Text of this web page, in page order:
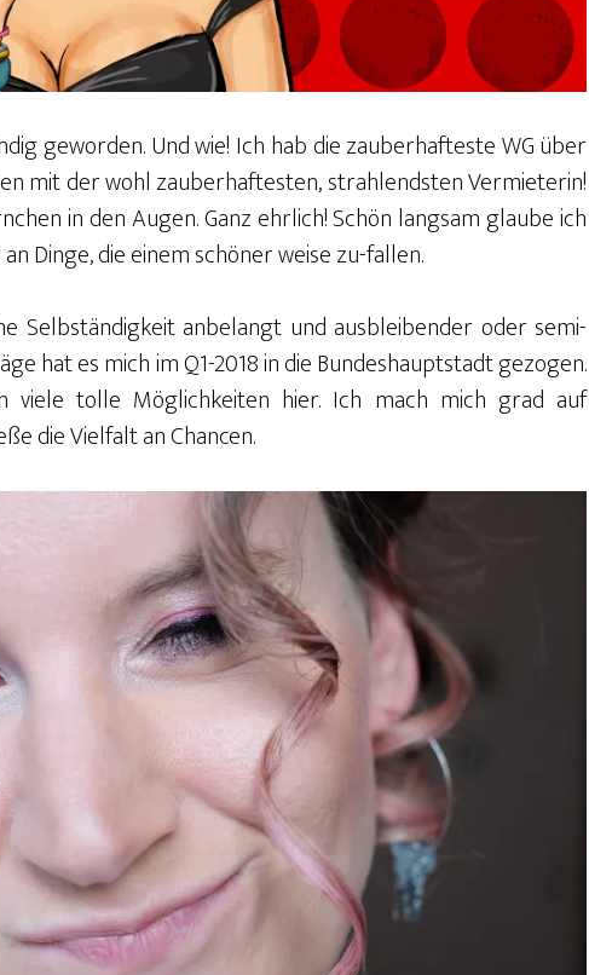
geworden. Und wie! Ich hab die zauberhafteste WG über
mit der wohl zauberhaftesten, strahlendsten Vermieterin!
in den Augen. Ganz ehrlich! Schön langsam glaube ich
Dinge, die einem schöner weise zu-fallen.
Selbständigkeit anbelangt und ausbleibender oder semi-
hat es mich im Q1-2018 in die Bundeshauptstadt gezogen.
viele tolle Möglichkeiten hier. Ich mach mich grad auf
die Vielfalt an Chancen.